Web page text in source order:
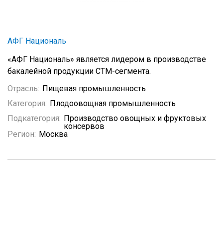
АФГ Националь
«АФГ Националь» является лидером в производстве
бакалейной продукции СТМ-сегмента.
Отрасль: Пищевая промышленность
Категория: Плодоовощная промышленность
Подкатегория: Производство овощных и фруктовых
консервов
Регион: Москва